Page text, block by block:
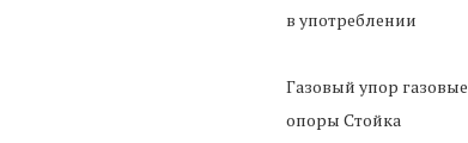
в употреблении
Газовый упор газовые
опоры Стойка